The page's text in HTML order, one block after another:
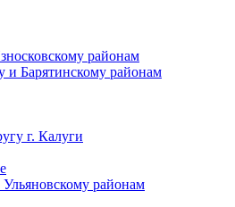
районам
Барятинскому районам
г. Калуги
районам